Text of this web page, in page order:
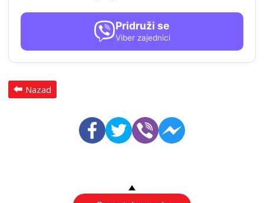
Pridruži se
Viber zajednici
Nazad